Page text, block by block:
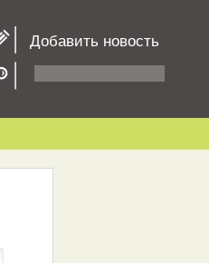
Добавить новость